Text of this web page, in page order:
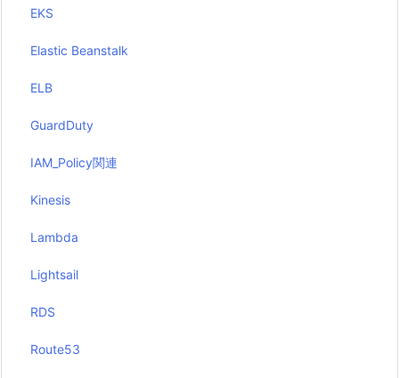
EKS
Elastic Beanstalk
ELB
GuardDuty
IAM_Policy関連
Kinesis
Lambda
Lightsail
RDS
Route53